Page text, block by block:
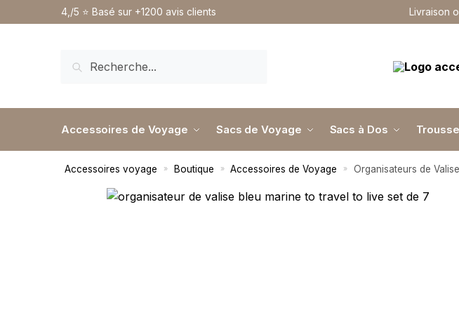
4,/5 ⭐️ Basé sur +1200 avis clients Livraison
Accessoires de Voyage Sacs de Voyage Sacs à Dos
Accessoires voyage » Boutique » Accessoires de Voyage » Organisateurs de